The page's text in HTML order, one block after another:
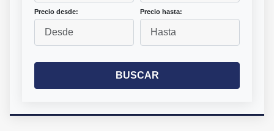
Precio desde: Precio hasta:
BUSCAR